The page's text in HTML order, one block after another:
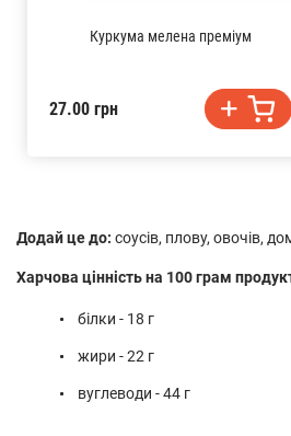
Додай це до: соусів, плову, овочів,
Харчова цінність на 100 грам
білки - 18 г
жири - 22 г
вуглеводи - 44 г
Куркума мелена преміум
27.00 грн